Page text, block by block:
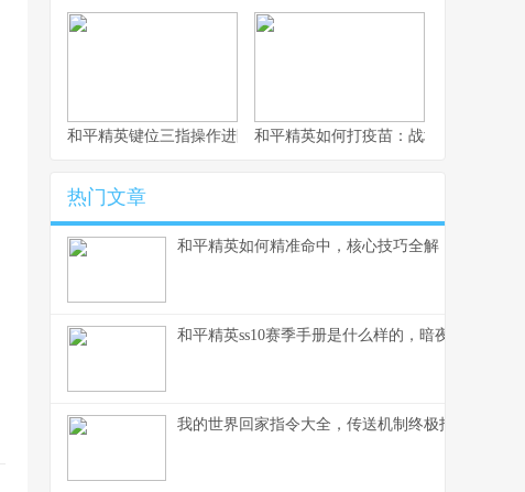
和平精英键位三指操作进阶指南，从入门到精通的战场掌控术
和平精英如何打疫苗：战场生存的免疫
热门文章
和平精英如何精准命中，核心技巧全解，副标题，
和平精英ss10赛季手册是什么样的，暗夜锋芒的战
我的世界回家指令大全，传送机制终极指南